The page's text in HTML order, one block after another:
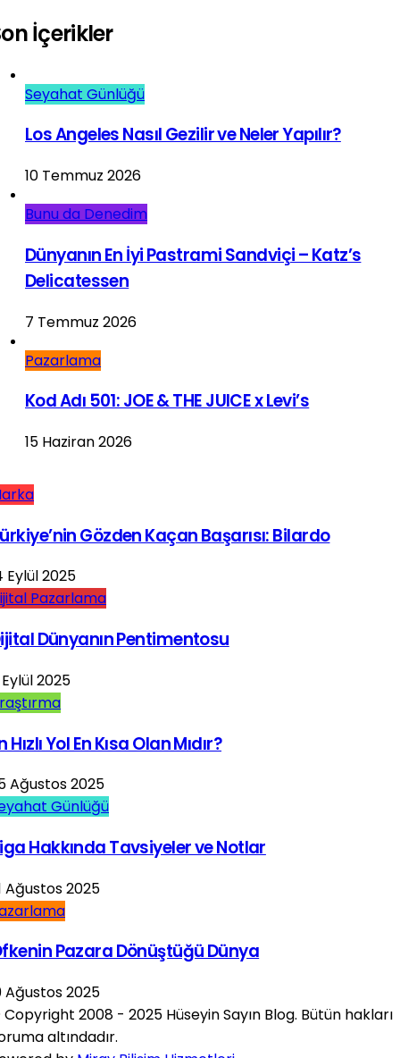
İçerikler
Seyahat Günlüğü
Los Angeles Nasıl Gezilir ve Neler Yapılır?
10 Temmuz 2026
Bunu da Denedim
Dünyanın En İyi Pastrami Sandviçi – Katz’s
Delicatessen
7 Temmuz 2026
Pazarlama
Kod Adı 501: JOE & THE JUICE x Levi’s
15 Haziran 2026
Gözden Kaçan Başarısı: Bilardo
Eylül 2025
Pazarlama
Dünyanın Pentimentosu
2025
Hızlı Yol En Kısa Olan Mıdır?
Ağustos 2025
Günlüğü
Hakkında Tavsiyeler ve Notlar
Ağustos 2025
Pazara Dönüştüğü Dünya
Ağustos 2025
2008 - 2025 Hüseyin Sayın Blog. Bütün hakları
altındadır.